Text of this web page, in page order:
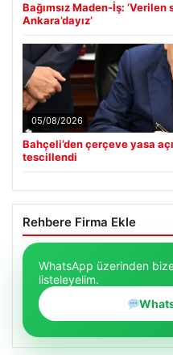
Bağımsız Maden-İş:
Ankara’dayız’
05/08/2026
Bahçeli’den çerçeve yasa
tescillendi
Rehbere Firma Ekle
WhatsApp üzerinden bize
listeleyelim.